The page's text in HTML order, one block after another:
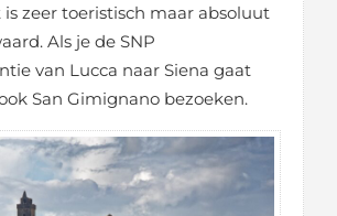
is zeer toeristisch maar absoluut
Als je de SNP
van Lucca naar Siena gaat
San Gimignano bezoeken.